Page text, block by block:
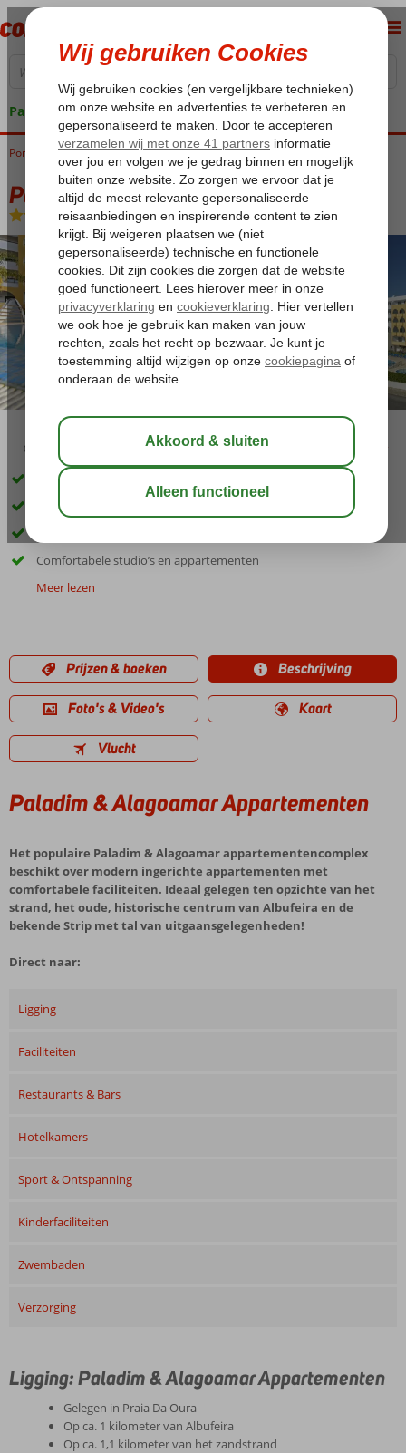
Pakketgarantie
Home
Portugal Algarve Albufeira Paladim & Alagoamar Appartementen
Paladim & Alagoamar Appartementen
Logies-Appartement
02:45
Winnaar Hotel of the year award
Op loopafstand van de Strip en Albufeira
Comfortabele studio’s en appartementen
Meer lezen
Prijzen & boeken Beschrijving
Foto's & Video's Kaart
Vlucht
Paladim & Alagoamar Appartementen
Het populaire Paladim & Alagoamar appartementencomplex
beschikt over modern ingerichte appartementen met
comfortabele faciliteiten. Ideaal gelegen ten opzichte van het
strand, het oude, historische centrum van Albufeira en de
bekende Strip met tal van uitgaansgelegenheden!
Direct naar:
Ligging
Faciliteiten
Restaurants & Bars
Hotelkamers
Sport & Ontspanning
Kinderfaciliteiten
Zwembaden
Verzorging
Ligging: Paladim & Alagoamar Appartementen
Gelegen in Praia Da Oura
Op ca. 1 kilometer van Albufeira
Op ca. 1,1 kilometer van het zandstrand